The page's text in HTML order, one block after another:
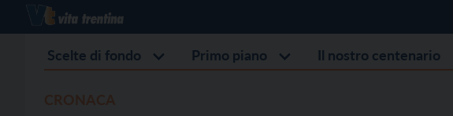
Scelte di fondo Primo piano Il nostro centenario